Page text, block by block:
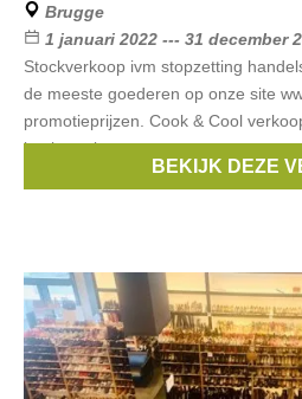
Brugge
1 januari 2022 --- 31 december
Stockverkoop ivm stopzetting
de meeste goederen op onze site
promotieprijzen. Cook & Cool
kookgerei.
lekué,Blomus,
BEKIJK DEZE